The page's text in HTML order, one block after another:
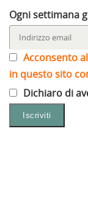
Ogni settimana
Acconsento
in questo sito
Dichiaro di